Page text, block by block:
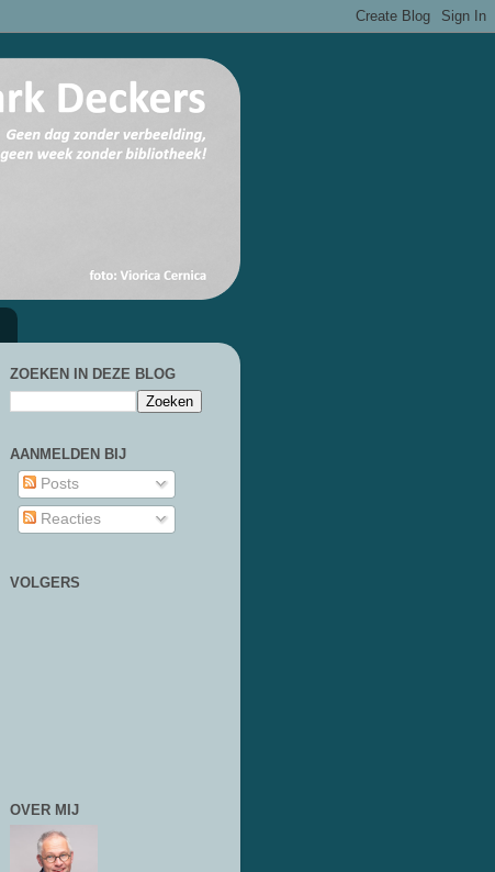
ZOEKEN IN DEZE BLOG
AANMELDEN BIJ
Posts
Reacties
VOLGERS
OVER MIJ